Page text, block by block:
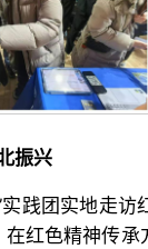
振兴
践团实地走
红色精神传